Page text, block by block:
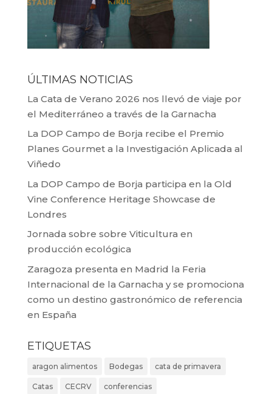
ÚLTIMAS NOTICIAS
La Cata de Verano 2026 nos llevó de viaje por
el Mediterráneo a través de la Garnacha
La DOP Campo de Borja recibe el Premio
Planes Gourmet a la Investigación Aplicada al
Viñedo
La DOP Campo de Borja participa en la Old
Vine Conference Heritage Showcase de
Londres
Jornada sobre sobre Viticultura en
producción ecológica
Zaragoza presenta en Madrid la Feria
Internacional de la Garnacha y se promociona
como un destino gastronómico de referencia
en España
ETIQUETAS
aragon alimentos Bodegas cata de primavera
Catas CECRV conferencias